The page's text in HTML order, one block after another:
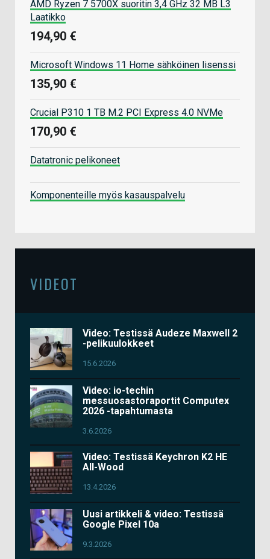
AMD Ryzen 7 5700X suoritin 3,4 GHz 32 MB L3
Laatikko
194,90 €
Microsoft Windows 11 Home sähköinen lisenssi
135,90 €
Crucial P310 1 TB M.2 PCI Express 4.0 NVMe
170,90 €
Datatronic pelikoneet
Komponenteille myös kasauspalvelu
VIDEOT
Video: Testissä Audeze Maxwell 2
-pelikuulokkeet
15.6.2026
Video: io-techin
messuosastoraportit Computex
2026 -tapahtumasta
3.6.2026
Video: Testissä Keychron K2 HE
All-Wood
13.4.2026
Uusi artikkeli & video: Testissä
Google Pixel 10a
9.3.2026